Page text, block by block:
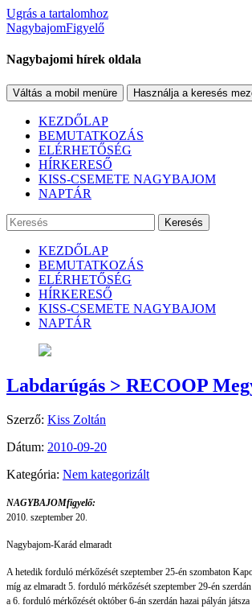
Ugrás a tartalomhoz
NagybajomFigyelő
Nagybajomi hírek oldala
Váltás a mobil menüre Használja a keresés
KEZDŐLAP
BEMUTATKOZÁS
ELÉRHETŐSÉG
HÍRKERESŐ
KISS-CSEMETE NAGYBAJOM
NAPTÁR
Keresés
KEZDŐLAP
BEMUTATKOZÁS
ELÉRHETŐSÉG
HÍRKERESŐ
KISS-CSEMETE NAGYBAJOM
NAPTÁR
Labdarúgás > RECOOP
Szerző: Kiss Zoltán
Dátum: 2010-09-20
Kategória: Nem kategorizált
NAGYBAJOMfigyelő:
2010. szeptember 20.
Nagybajom-Karád elmaradt
A hetedik forduló mérkőzését szeptember 25-én szombaton
míg az elmaradt 5. forduló mérkőzését szeptember 29-én
a 6. forduló mérkőzését október 6-án szerdán hazai pályán